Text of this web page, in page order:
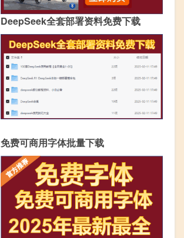
DeepSeek全套部署资料免费下载
免费可商用字体批量下载